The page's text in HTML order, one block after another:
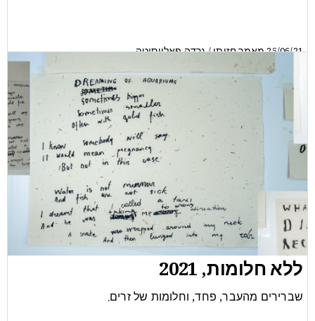
25/06/21מאמר חזותי/גרדה פאליוסיטה
ללא חלומות, 2021
שברירים מהעבר, פחד, וחלומות של זרים.